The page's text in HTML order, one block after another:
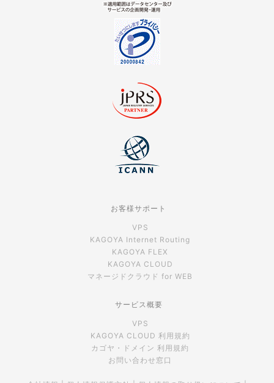
お客様サポート
VPS
KAGOYA Internet Routing
KAGOYA FLEX
KAGOYA CLOUD
マネージドクラウド for WEB
サービス概要
VPS
KAGOYA CLOUD 利用規約
カゴヤ・ドメイン 利用規約
お問い合わせ窓口